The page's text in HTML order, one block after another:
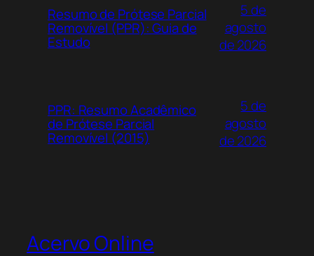
Resumo de Prótese Parcial
Removível (PPR): Guia de
Estudo
5 de
agosto
de 2026
PPR: Resumo Acadêmico
de Prótese Parcial
Removível (2015)
5 de
agosto
de 2026
Acervo Online